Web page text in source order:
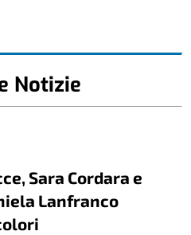
Notizie
Sara Cordara e
Lanfranco